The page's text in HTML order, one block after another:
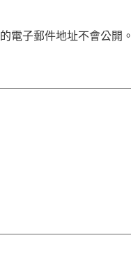
電子郵件地址不會公開。